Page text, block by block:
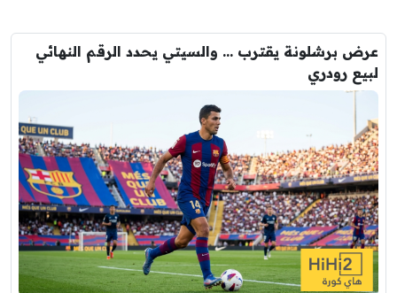
عرض برشلونة يقترب … والسيتي يحدد الرقم النهائي
لبيع رودري